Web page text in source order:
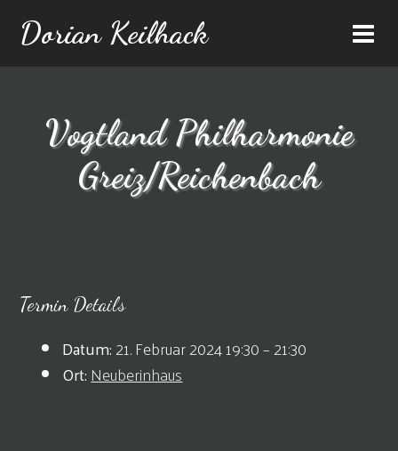
Dorian Keilhack
Vogtland Philharmonie
Greiz/Reichenbach
Termin Details
Datum:21. Februar 2024 19:30–21:30
Ort:Neuberinhaus